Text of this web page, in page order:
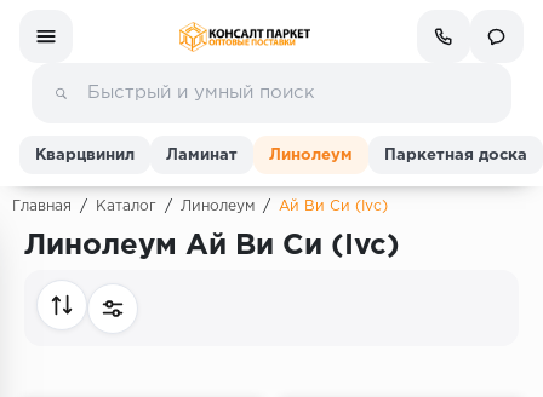
Линолеум
Кварцвинил Ламинат Линолеум Паркетная доска
Главная / Каталог / Линолеум / Ай Ви Си (Ivc)
Линолеум Ай Ви Си (Ivc)